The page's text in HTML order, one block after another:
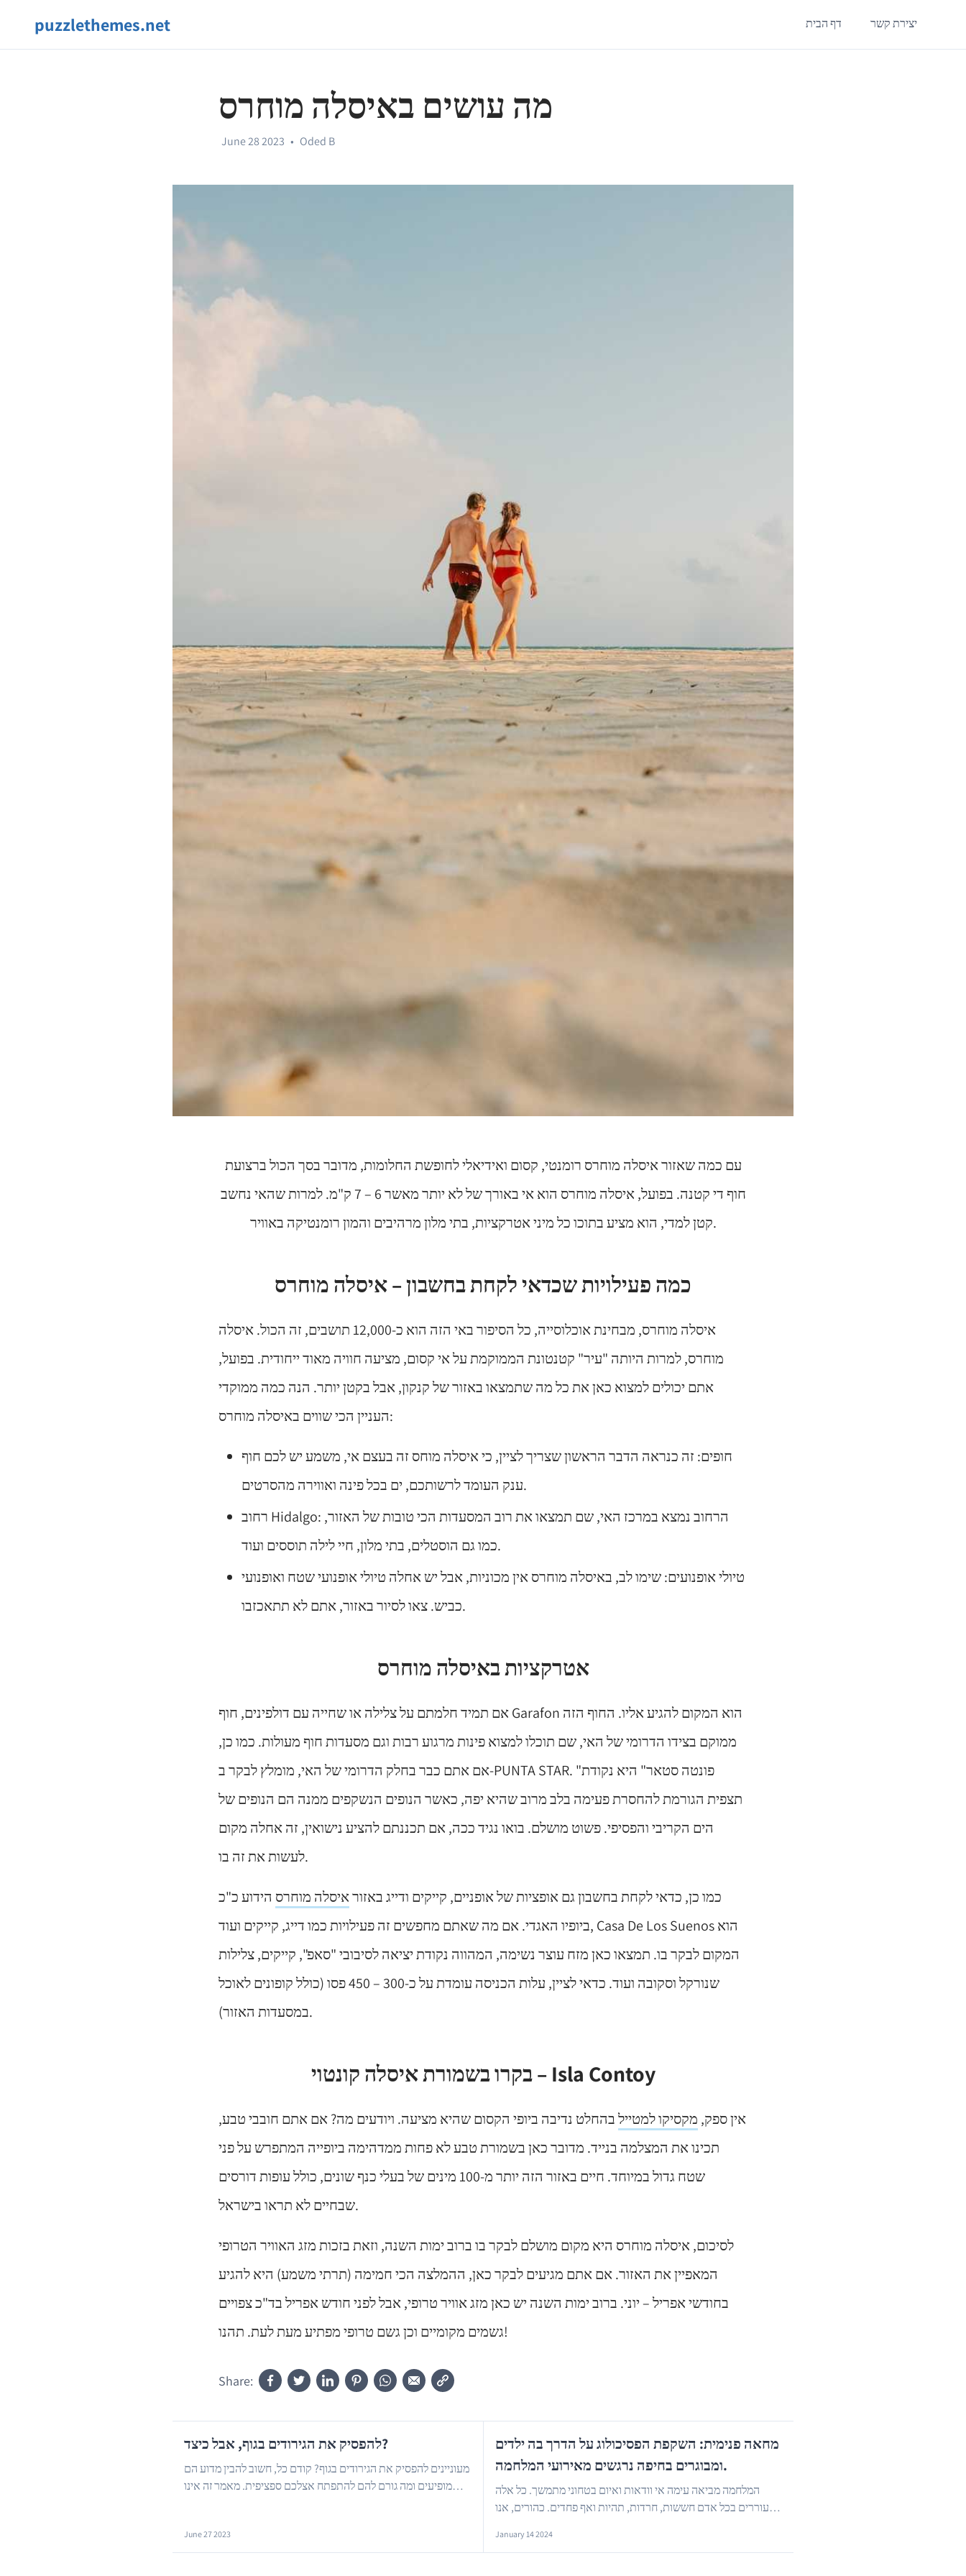
puzzlethemes.net דף הבית יצירת קשר
מה עושים באיסלה מוחרס
June 28 2023 • Oded B
עם כמה שאזור איסלה מוחרס רומנטי, קסום ואידיאלי לחופשת החלומות, מדובר בסך הכול ברצועת
חוף די קטנה. בפועל, איסלה מוחרס הוא אי באורך של לא יותר מאשר 6 – 7 ק"מ. למרות שהאי נחשב
קטן למדי, הוא מציע בתוכו כל מיני אטרקציות, בתי מלון מרהיבים והמון רומנטיקה באוויר.
כמה פעילויות שכדאי לקחת בחשבון – איסלה מוחרס
איסלה מוחרס, מבחינת אוכלוסייה, כל הסיפור באי הזה הוא כ-12,000 תושבים, זה הכול. איסלה
מוחרס, למרות היותה "עיר" קטנטונת הממוקמת על אי קסום, מציעה חוויה מאוד ייחודית. בפועל,
אתם יכולים למצוא כאן את כל מה שתמצאו באזור של קנקון, אבל בקטן יותר. הנה כמה ממוקדי
העניין הכי שווים באיסלה מוחרס:
חופים: זה כנראה הדבר הראשון שצריך לציין, כי איסלה מוחס זה בעצם אי, משמע יש לכם חוף
ענק העומד לרשותכם, ים בכל פינה ואווירה מהסרטים.
Hidalgo: הרחוב נמצא במרכז האי, שם תמצאו את רוב המסעדות הכי טובות של האזור,
כמו גם הוסטלים, בתי מלון, חיי לילה תוססים ועוד.
טיולי אופנועים: שימו לב, באיסלה מוחרס אין מכוניות, אבל יש אחלה טיולי אופנועי שטח ואופנועי
כביש. צאו לסיור באזור, אתם לא תתאכזבו.
אטרקציות באיסלה מוחרס
אם תמיד חלמתם על צלילה או שחייה עם דולפינים, חוף Garafon הוא המקום להגיע אליו. החוף הזה
ממוקם בצידו הדרומי של האי, שם תוכלו למצוא פינות מרגוע רבות וגם מסעדות חוף מעולות. כמו כן,
אם אתם כבר בחלק הדרומי של האי, מומלץ לבקר ב-PUNTA STAR. "פונטה סטאר" היא נקודת
תצפית הגורמת להחסרת פעימה בלב מרוב שהיא יפה, כאשר הנופים הנשקפים ממנה הם הנופים של
הים הקריבי והפסיפי. פשוט מושלם. בואו נגיד ככה, אם תכננתם להציע נישואין, זה אחלה מקום
לעשות את זה בו.
כמו כן, כדאי לקחת בחשבון גם אופציות של אופניים, קייקים ודייג באזוראיסלה מוחרס הידוע כ"כ
ביופיו האגדי. אם מה שאתם מחפשים זה פעילויות כמו דייג, קייקים ועוד, Casa De Los Suenos הוא
המקום לבקר בו. תמצאו כאן מזח עוצר נשימה, המהווה נקודת יציאה לסיבובי "סאפ", קייקים, צלילות
שנורקל וסקובה ועוד. כדאי לציין, עלות הכניסה עומדת על כ-300 – 450 פסו (כולל קופונים לאוכל
במסעדות האזור).
בקרו בשמורת איסלה קונטוי – Isla Contoy
אין ספק, מקסיקו למטיילבהחלט נדיבה ביופי הקסום שהיא מציעה. ויודעים מה? אם אתם חובבי טבע,
תכינו את המצלמה בנייד. מדובר כאן בשמורת טבע לא פחות ממדהימה ביופייה המתפרש על פני
שטח גדול במיוחד. חיים באזור הזה יותר מ-100 מינים של בעלי כנף שונים, כולל עופות דורסים
שבחיים לא תראו בישראל.
לסיכום, איסלה מוחרס היא מקום מושלם לבקר בו ברוב ימות השנה, וזאת בזכות מזג האוויר הטרופי
המאפיין את האזור. אם אתם מגיעים לבקר כאן, ההמלצה הכי חמימה (תרתי משמע) היא להגיע
בחודשי אפריל – יוני. ברוב ימות השנה יש כאן מזג אוויר טרופי, אבל לפני חודש אפריל בד"כ צפויים
גשמים מקומיים וכן גשם טרופי מפתיע מעת לעת. תהנו!
Share:
להפסיק את הגירודים בגוף, אבל כיצד?
מעוניינים להפסיק את הגירודים בגוף? קודם כל, חשוב להבין מדוע הם
מופיעים ומה גורם להם להתפתח אצלכם ספציפית. מאמר זה אינו
June 27 2023
מחאה פנימית: השקפת הפסיכולוג על הדרך בה ילדים
ומבוגרים בחיפה נרגשים מאירועי המלחמה.
המלחמה מביאה עימה אי וודאות ואיום בטחוני מתמשך. כל אלה
מעוררים בכל אדם חששות, חרדות, תהיות ואף פחדים. כהורים, אנו
January 14 2024